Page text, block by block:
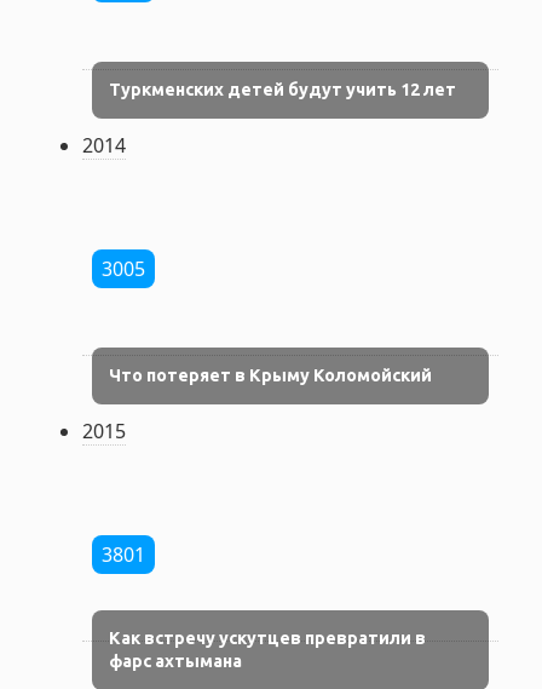
Туркменских детей будут учить 12 лет
2014
3005
Что потеряет в Крыму Коломойский
2015
3801
Как встречу ускутцев превратили в
фарс ахтымана